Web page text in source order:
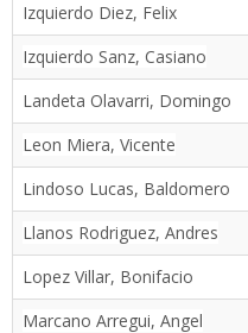
Izquierdo Diez, Felix
Izquierdo Sanz, Casiano
Landeta Olavarri, Domingo
Leon Miera, Vicente
Lindoso Lucas, Baldomero
Llanos Rodriguez, Andres
Lopez Villar, Bonifacio
Marcano Arregui, Angel